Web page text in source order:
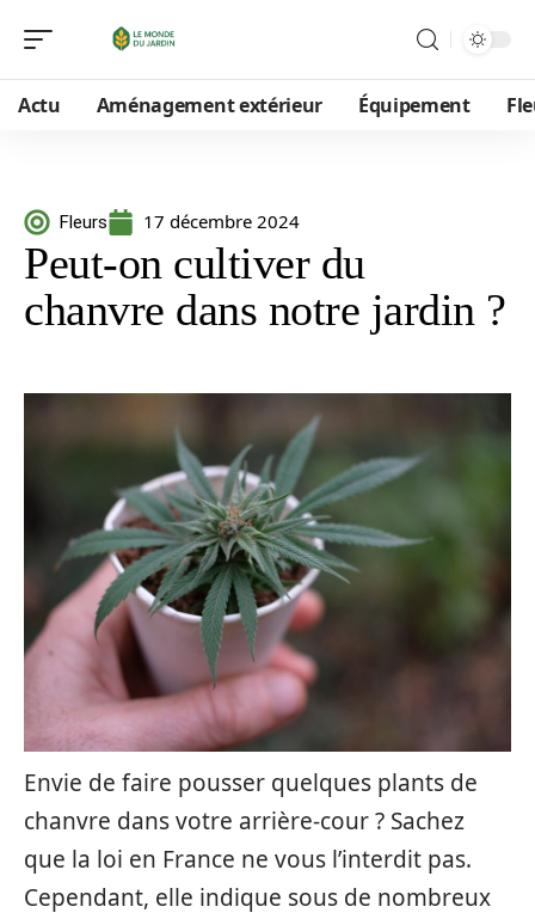
Actu Aménagement extérieur Équipement
Fleurs 17 décembre 2024
Peut-on cultiver du
chanvre dans notre jardin ?
Envie de faire pousser quelques plants de
chanvre dans votre arrière-cour ? Sachez
que la loi en France ne vous l’interdit pas.
Cependant, elle indique sous de nombreux